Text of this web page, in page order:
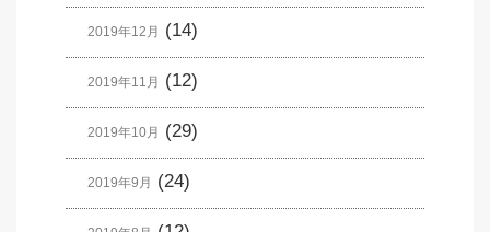
2019年12月 (14)
2019年11月 (12)
2019年10月 (29)
2019年9月 (24)